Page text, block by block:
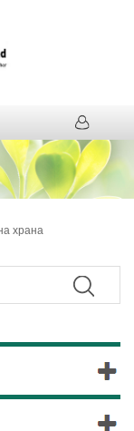
храна